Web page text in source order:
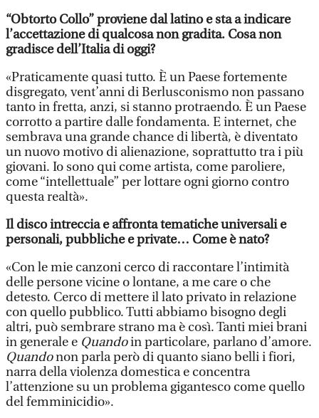
“Obtorto Collo” proviene dal latino e sta a indicare
l’accettazione di qualcosa non gradita. Cosa non
gradisce dell’Italia di oggi?
«Praticamente quasi tutto. È un Paese fortemente
disgregato, vent’anni di Berlusconismo non passano
tanto in fretta, anzi, si stanno protraendo. È un Paese
corrotto a partire dalle fondamenta. E internet, che
sembrava una grande chance di libertà, è diventato
un nuovo motivo di alienazione, soprattutto tra i più
giovani. Io sono qui come artista, come paroliere,
come “intellettuale” per lottare ogni giorno contro
questa realtà».
Il disco intreccia e affronta tematiche universali e
personali, pubbliche e private… Come è nato?
«Con le mie canzoni cerco di raccontare l’intimità
delle persone vicine o lontane, a me care o che
detesto. Cerco di mettere il lato privato in relazione
con quello pubblico. Tutti abbiamo bisogno degli
altri, può sembrare strano ma è così. Tanti miei brani
in generale e Quandoin particolare, parlano d’amore.
Quandonon parla però di quanto siano belli i fiori,
narra della violenza domestica e concentra
l’attenzione su un problema gigantesco come quello
del femminicidio».